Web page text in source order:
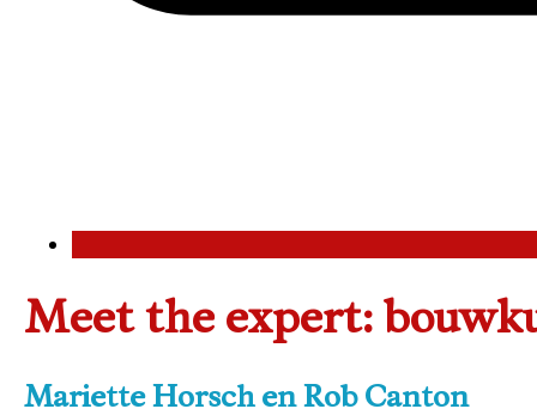
Meet the expert:
Mariette Horsch en Rob Canton